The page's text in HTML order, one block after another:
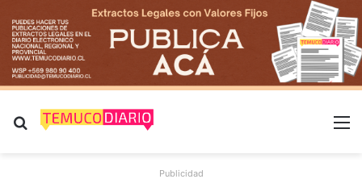
Buscar por
Publicidad